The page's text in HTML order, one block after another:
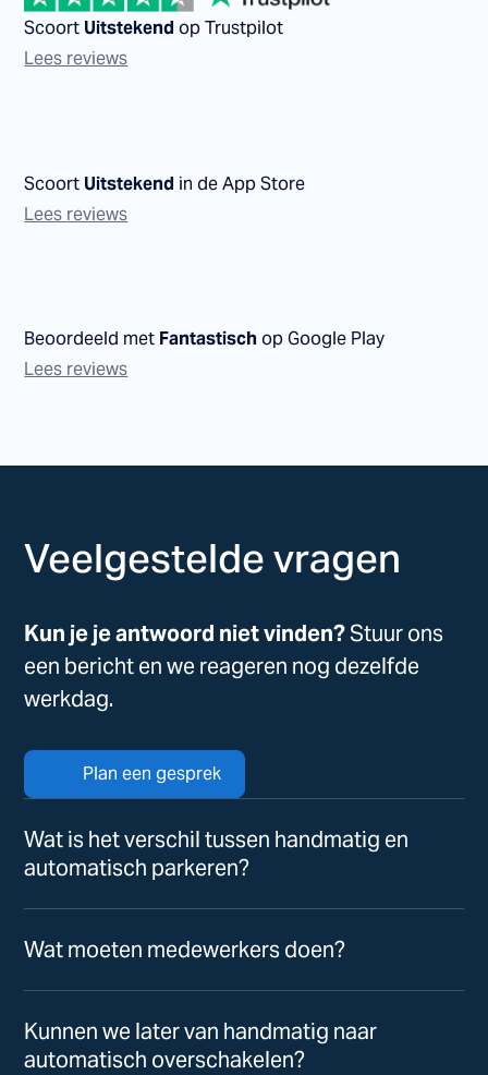
Scoort Uitstekend op Trustpilot
Lees reviews
Scoort Uitstekend in de App Store
Lees reviews
Beoordeeld met Fantastischop Google Play
Lees reviews
Veelgestelde vragen
Kun je je antwoord niet vinden?Stuur ons
een bericht en we reageren nog dezelfde
werkdag.
Plan een gesprek
Wat is het verschil tussen handmatig en
automatisch parkeren?
Wat moeten medewerkers doen?
Kunnen we later van handmatig naar
automatisch overschakelen?